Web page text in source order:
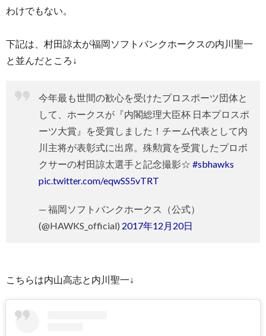
わけでもない。
下記は、村田諒太が福岡ソフトバンクホークスの内川聖一
と並んだところ↓
今年最も世間の歓心を受けたプロスポーツ団体と
して、ホークスが『内閣総理大臣杯 日本プロスポ
ーツ大賞』を受賞しました！チーム代表として内
川主将が表彰式に出席。殊勲賞を受賞したプロボ
クサーの村田諒太選手と記念撮影☆ #sbhawks
pic.twitter.com/eqwSS5vTRT
— 福岡ソフトバンクホークス（公式）
(@HAWKS_official) 2017年12月20日
こちらは内山高志と内川聖一↓